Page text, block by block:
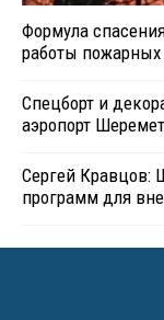
Формула
работы пожарных
Спецборт и
аэропорт
Сергей Кравцов:
программ для